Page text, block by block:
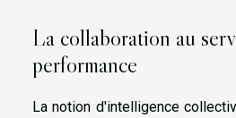
La collaboration au
performance
La notion d'intelligence